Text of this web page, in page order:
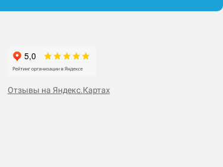
Отзывы на Яндекс.Картах